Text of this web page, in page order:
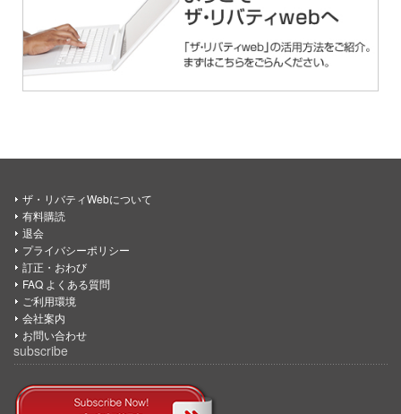
ザ・リバティWebについて
有料購読
退会
プライバシーポリシー
訂正・おわび
FAQ よくある質問
ご利用環境
会社案内
お問い合わせ
subscribe